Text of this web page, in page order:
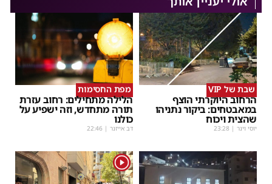
שבת של VIP
הרחוב היוקרתי הוצף
במאבטחים: ביקור נתניהו
שהצית ויכוח
יוסי וינר |
23:28
מפת החסימות
הלילה מתחילים: רחוב עזרת
תורה מתחדש, וזה ישפיע על
כולנו
דב אייזנר |
22:46
1